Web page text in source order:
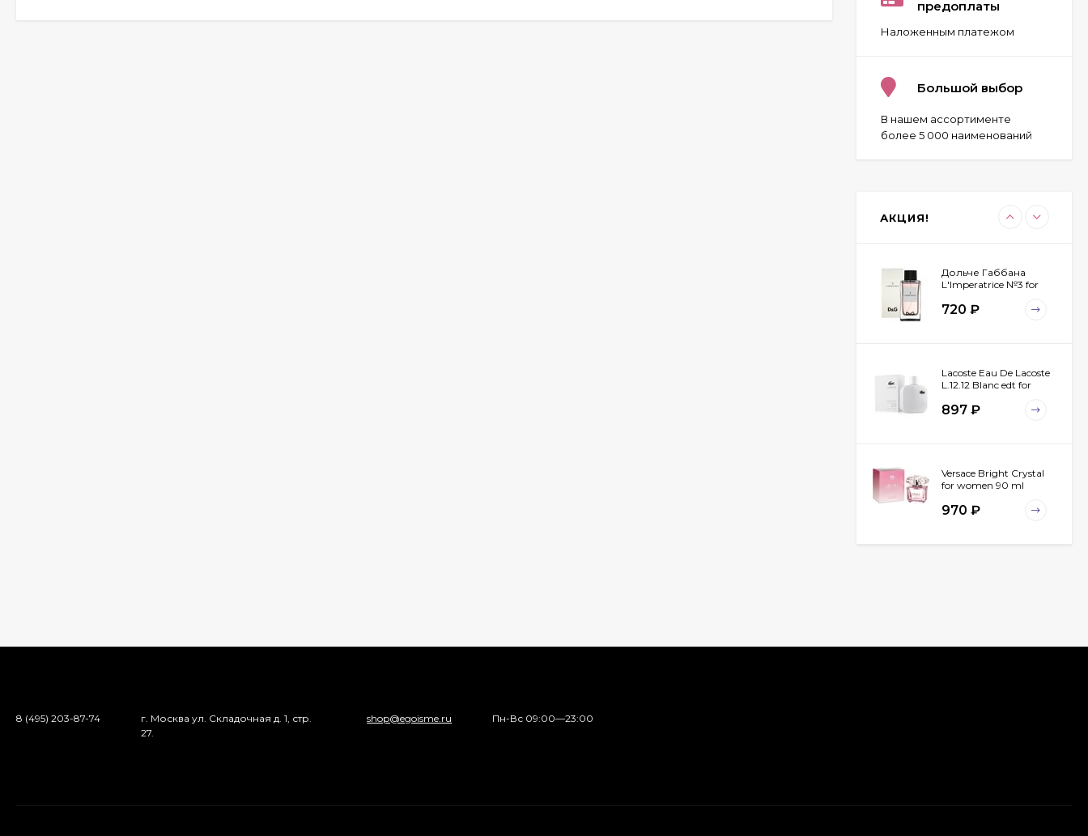
предоплаты
Наложенным платежом
Большой выбор
В нашем ассортименте
более 5 000 наименований
АКЦИЯ!
2 032₽
Blue Label 100 ml
Дольче Габбана
L'Imperatrice №3 for
720 ₽
Lacoste Eau De Lacoste
L.12.12 Blanc edt for
897 ₽
Versace Bright Crystal
for women 90 ml
970 ₽
8 (495) 203-87-74
г. Москва ул. Складочная д. 1, стр.
27.
shop@egoisme.ru Пн-Вс 09:00—23:00